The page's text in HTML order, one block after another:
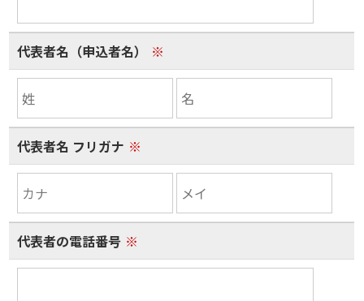
代表者名（申込者名） ※
代表者名 フリガナ ※
代表者の電話番号 ※